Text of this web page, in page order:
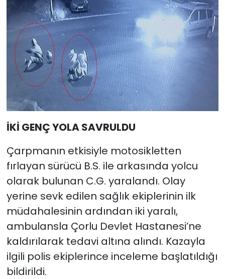
İKİ GENÇ YOLA SAVRULDU
Çarpmanın etkisiyle motosikletten
fırlayan sürücü B.S. ile arkasında yolcu
olarak bulunan C.G. yaralandı. Olay
yerine sevk edilen sağlık ekiplerinin ilk
müdahalesinin ardından iki yaralı,
ambulansla Çorlu Devlet Hastanesi’ne
kaldırılarak tedavi altına alındı. Kazayla
ilgili polis ekiplerince inceleme başlatıldığı
bildirildi.